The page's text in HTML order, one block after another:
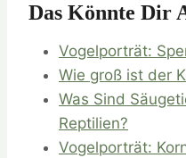
Das Könnte Dir
Vogelporträt:
Wie groß ist der
Was Sind
Reptilien?
Vogelporträt: